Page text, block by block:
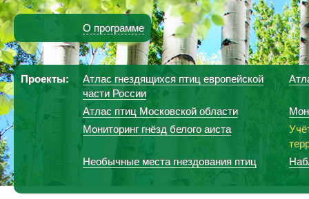
О программе
Проекты:
Атлас гнездящихся птиц европейской
части России
Атлас птиц Московской области
Мониторинг гнёзд белого аиста
Необычные места гнездования птиц